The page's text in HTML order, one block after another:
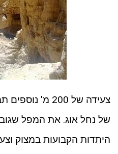
צעידה של 200 מ'
היתדות הקבועות במצוק